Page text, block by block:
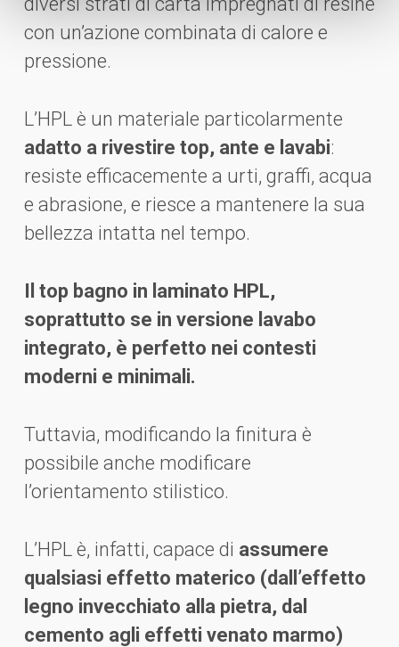
con un’azione combinata di calore e
pressione.
L’HPL è un materiale particolarmente
adatto a rivestire top, ante e lavabi:
resiste efficacemente a urti, graffi, acqua
e abrasione, e riesce a mantenere la sua
bellezza intatta nel tempo.
Il top bagno in laminato HPL,
soprattutto se in versione lavabo
integrato, è perfetto nei contesti
moderni e minimali.
Tuttavia, modificando la finitura è
possibile anche modificare
l’orientamento stilistico.
L’HPL è, infatti, capace di assumere
qualsiasi effetto materico (dall’effetto
legno invecchiato alla pietra, dal
cemento agli effetti venato marmo)